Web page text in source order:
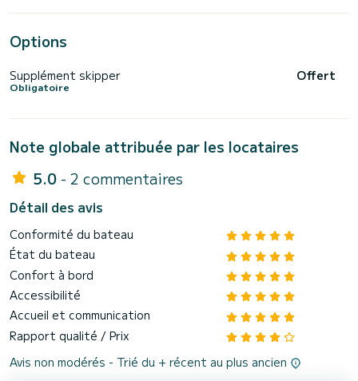
Options
Supplément skipper
Obligatoire
Offert
Note globale attribuée par les locataires
5.0 - 2 commentaires
Détail des avis
Conformité du bateau
État du bateau
Confort à bord
Accessibilité
Accueil et communication
Rapport qualité / Prix
Avis non modérés - Trié du + récent au plus ancien